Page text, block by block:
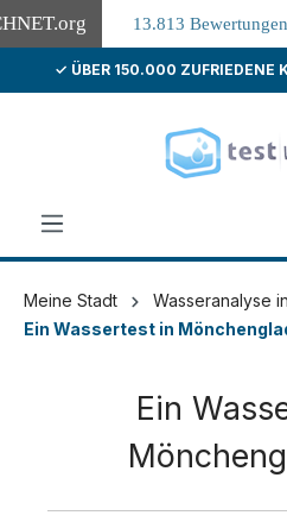
.org 13.813 Bewertungen
springen
✓ ÜBER 150.000 ZUFRIEDENE
Meine Stadt
Wasseranalyse
Ein Wassertest in
Ein